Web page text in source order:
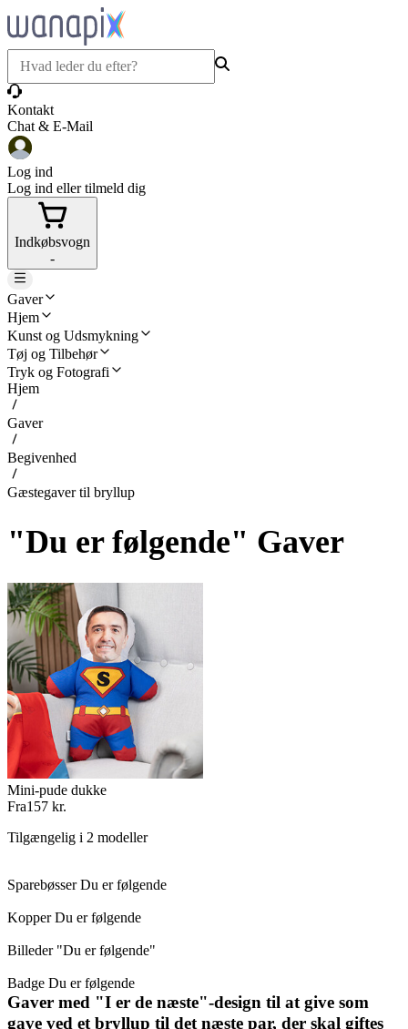
Kontakt
Chat & E-Mail
Log ind
Log ind eller tilmeld dig
Indkøbsvogn
-
Gaver
Hjem
Kunst og Udsmykning
Tøj og Tilbehør
Tryk og Fotografi
Hjem
Gaver
Begivenhed
Gæstegaver til bryllup
"Du er følgende" Gaver
Mini-pude dukke
Fra157 kr.
Tilgængelig i 2 modeller
Sparebøsser Du er følgende
Kopper Du er følgende
Billeder "Du er følgende"
Badge Du er følgende
Gaver med "I er de næste"-design til at give som
gave ved et bryllup til det næste par, der skal giftes